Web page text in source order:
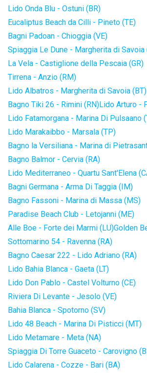
Lido Onda Blu - Ostuni (BR)
Eucaliptus Beach da Cilli - Pineto (TE)
Bagni Padoan - Chioggia (VE)
Spiaggia Le Dune - Margherita di Savoia
La Vela - Castiglione della Pescaia (GR)
Tirrena - Anzio (RM)
Lido Albatros - Margherita di Savoia (BT)
Bagno Tiki 26 - Rimini (RN)Lido Arturo -
Lido Fatamorgana - Marina Di Pulsaano
Lido Marakaibbo - Marsala (TP)
Bagno la Versiliana - Marina di
Bagno Balmor - Cervia (RA)
Lido Mediterraneo - Quartu Sant'Elena
Bagni Germana - Arma Di Taggia (IM)
Bagno Fassoni - Marina di Massa (MS)
Paradise Beach Club - Letojanni (ME)
Alle Boe - Forte dei Marmi (LU)Golden
Sottomarino 54 - Ravenna (RA)
Bagno Caesar 222 - Lido Adriano (RA)
Lido Bahia Blanca - Gaeta (LT)
Lido Don Pablo - Castel Volturno (CE)
Riviera Di Levante - Jesolo (VE)
Bahia Blanca - Spotorno (SV)
Lido 48 Beach - Marina Di Pisticci (MT)
Lido Metamare - Meta (NA)
Spiaggia Di Torre Guaceto - Carovigno
Lido Calarena - Cozze - Bari (BA)